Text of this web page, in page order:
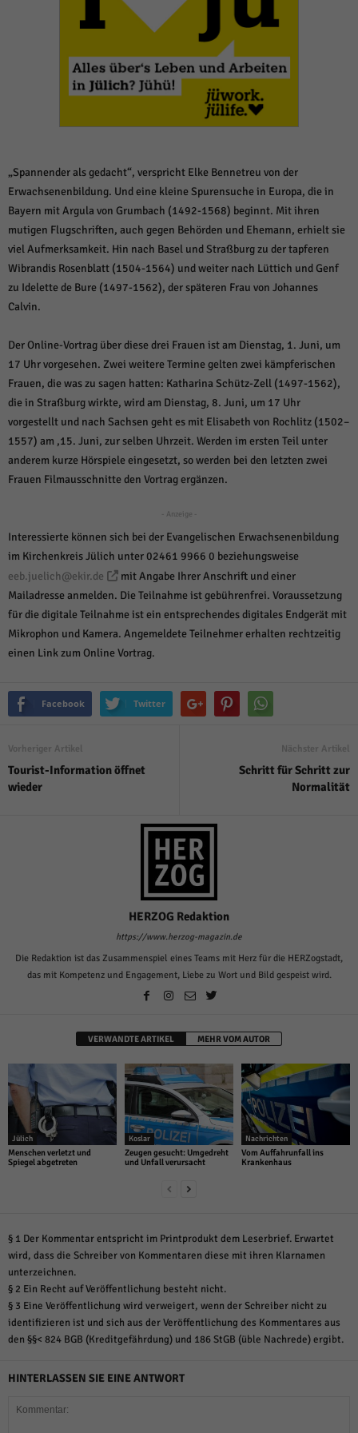
„Spannender als gedacht“, verspricht Elke Bennetreu von der
Erwachsenenbildung. Und eine kleine Spurensuche in Europa, die in
Bayern mit Argula von Grumbach (1492-1568) beginnt. Mit ihren
mutigen Flugschriften, auch gegen Behörden und Ehemann, erhielt sie
viel Aufmerksamkeit. Hin nach Basel und Straßburg zu der tapferen
Wibrandis Rosenblatt (1504-1564) und weiter nach Lüttich und Genf
zu Idelette de Bure (1497-1562), der späteren Frau von Johannes
Calvin.
Der Online-Vortrag über diese drei Frauen ist am Dienstag, 1. Juni, um
17 Uhr vorgesehen. Zwei weitere Termine gelten zwei kämpferischen
Frauen, die was zu sagen hatten: Katharina Schütz-Zell (1497-1562),
die in Straßburg wirkte, wird am Dienstag, 8. Juni, um 17 Uhr
vorgestellt und nach Sachsen geht es mit Elisabeth von Rochlitz (1502–
1557) am ,15. Juni, zur selben Uhrzeit. Werden im ersten Teil unter
anderem kurze Hörspiele eingesetzt, so werden bei den letzten zwei
Frauen Filmausschnitte den Vortrag ergänzen.
- Anzeige -
Interessierte können sich bei der Evangelischen Erwachsenenbildung
im Kirchenkreis Jülich unter 02461 9966 0 beziehungsweise
eeb.juelich@ekir.de
mit Angabe Ihrer Anschrift und einer
Mailadresse anmelden. Die Teilnahme ist gebührenfrei. Voraussetzung
für die digitale Teilnahme ist ein entsprechendes digitales Endgerät mit
Mikrophon und Kamera. Angemeldete Teilnehmer erhalten rechtzeitig
einen Link zum Online Vortrag.
Facebook Twitter
Vorheriger Artikel
Tourist-Information öffnet
wieder
Nächster Artikel
Schritt für Schritt zur
Normalität
HERZOG Redaktion
https://www.herzog-magazin.de
Die Redaktion ist das Zusammenspiel eines Teams mit Herz für die HERZogstadt,
das mit Kompetenz und Engagement, Liebe zu Wort und Bild gespeist wird.
VERWANDTE ARTIKEL MEHR VOM AUTOR
Jülich
Menschen verletzt und
Spiegel abgetreten
Koslar
Zeugen gesucht: Umgedreht
und Unfall verursacht
Nachrichten
Vom Auffahrunfall ins
Krankenhaus
§ 1 Der Kommentar entspricht im Printprodukt dem Leserbrief. Erwartet
wird, dass die Schreiber von Kommentaren diese mit ihren Klarnamen
unterzeichnen.
§ 2 Ein Recht auf Veröffentlichung besteht nicht.
§ 3 Eine Veröffentlichung wird verweigert, wenn der Schreiber nicht zu
identifizieren ist und sich aus der Veröffentlichung des Kommentares aus
den §§< 824 BGB (Kreditgefährdung) und 186 StGB (üble Nachrede) ergibt.
HINTERLASSEN SIE EINE ANTWORT
Speichern und weiter
Zurück
Cookie-Informationen anzeigen
Statistiken (1)
Statistik Cookies erfassen Informationen anonym. Diese Informationen helfen
uns zu verstehen, wie unsere Besucher unsere Website nutzen.
Cookie-Informationen anzeigen
Marketing (1)
um personalisierte Werbung anzuzeigen. Sie tun dies, indem sie Besucher
über Websites hinweg verfolgen.
Cookie-Informationen anzeigen
Externe Medien (6)
Inhalte von Videoplattformen und Social-Media-Plattformen werden
standardmäßig blockiert. Wenn Cookies von externen Medien akzeptiert
werden, bedarf der Zugriff auf diese Inhalte keiner manuellen Einwilligung
mehr.
powered by Borlabs Cookie